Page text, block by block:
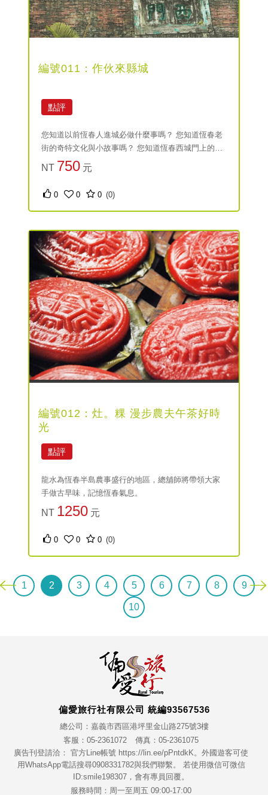
編號011：作伙來縣城
點評
您知道以前恆春人進城必做什麼事嗎？ 您知道恆春老
街的奇特文化與小故事嗎？ 您知道恆春西城門上的種
種辛酸血淚嗎？ 您知道恆春城內其實有座小山嗎？而
山上居然是說書的地方！ 帶您暢遊恆春老街，體驗老
街歷史文化與聆聽恆春建城的奇特故事！
NT 750 元
0 0 0 (0)
編號012：灶。粿 漫步農夫午茶好時
光
點評
龍水為恆春半島農事盛行的地區，總舖師將帶領大家
手做古早味，記憶恆春氣息。
NT 1250 元
0 0 0 (0)
1 2 3 4 5 6 7 8 9
10
偏愛旅行社有限公司 統編93567536
總公司：嘉義市西區港坪里金山路275號3樓
客服：05-2361072
傳真：05-2361075
廣告刊登請洽： 官方Line帳號 https://lin.ee/pPntdkK。外國遊客可使
用WhatsApp電話搜尋0908331782與我們聯繫。 若使用微信可微信
ID:smile198307，會有專員回覆。
服務時間：周一至周五 09:00-17:00